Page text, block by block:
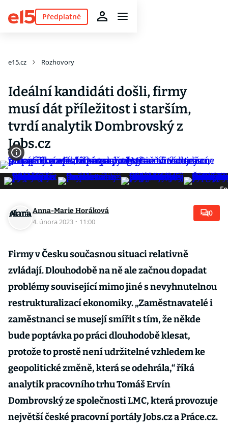
Předplatné
e15.cz Rozhovory
Ideální kandidáti došli, firmy
musí dát příležitost i starším,
tvrdí analytik Dombrovský z
Jobs.cz
Anna-Marie Horáková
4. února 2023 · 11:00
0
Firmy v Česku současnou situaci relativně
zvládají. Dlouhodobě na ně ale začnou dopadat
problémy související mimo jiné s nevyhnutelnou
restrukturalizací ekonomiky. „Zaměstnavatelé i
zaměstnanci se musejí smířit s tím, že někde
bude poptávka po práci dlouhodobě klesat,
protože to prostě není udržitelné vzhledem ke
geopolitické změně, která se odehrála,“ říká
analytik pracovního trhu Tomáš Ervín
Dombrovský ze společnosti LMC, která provozuje
největší české pracovní portály Jobs.cz a Práce.cz.